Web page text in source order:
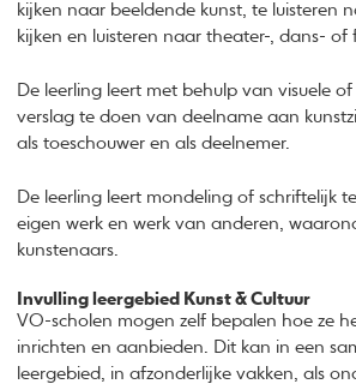
kijken naar beeldende kunst, te luisteren
kijken en luisteren naar theater-, dans- of
De leerling leert met behulp van visuele
verslag te doen van deelname aan
als toeschouwer en als deelnemer.
De leerling leert mondeling of schriftelijk
eigen werk en werk van anderen,
kunstenaars.
Invulling leergebied Kunst & Cultuur
VO-scholen mogen zelf bepalen hoe ze
inrichten en aanbieden. Dit kan in een
leergebied, in afzonderlijke vakken, als